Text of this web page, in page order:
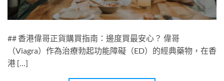
## 香港偉哥正貨購買指南：邊度買最安心？ 偉哥
（Viagra）作為治療勃起功能障礙（ED）的經典藥物，在香
港 […]